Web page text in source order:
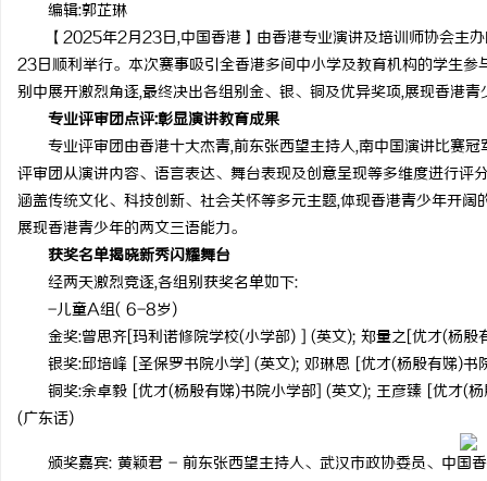
编辑:郭芷琳
【2025年2月23日,中国香港】由香港专业演讲及培训师协会主
23日顺利举行。本次赛事吸引全香港多间中小学及教育机构的学生
别中展开激烈角逐,最终决出各组别金、银、铜及优异奖项,展现香港
专业评审团点评:彰显演讲教育成果
专业评审团由香港十大杰青,前东张西望主持人,南中国演讲比赛
评审团从演讲内容、语言表达、舞台表现及创意呈现等多维度进行评
涵盖传统文化、科技创新、社会关怀等多元主题,体现香港青少年开
展现香港青少年的两文三语能力。
获奖名单揭晓新秀闪耀舞台
经两天激烈竞逐,各组别获奖名单如下:
-儿童A组( 6-8岁)
金奖:曾思齐[玛利诺修院学校(小学部) ] (英文); 郑量之[优才(杨
银奖:邱培峰 [圣保罗书院小学] (英文); 邓琳恩 [优才(杨殷有娣)
铜奖:余卓毅 [优才(杨殷有娣)书院小学部] (英文); 王彦臻 [优才(
(广东话)
颁奖嘉宾: 黄颖君 - 前东张西望主持人、武汉市政协委员、中国